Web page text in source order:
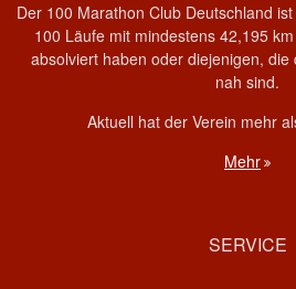
Der 100 Marathon Club Deutschland
100 Läufe mit mindestens 42,195
absolviert haben oder diejenigen,
nah sind.
Aktuell hat der Verein mehr
Mehr
SERVICE